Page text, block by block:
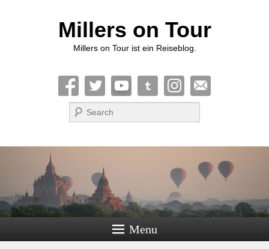
Millers on Tour
Millers on Tour ist ein Reiseblog.
Suche
Menu